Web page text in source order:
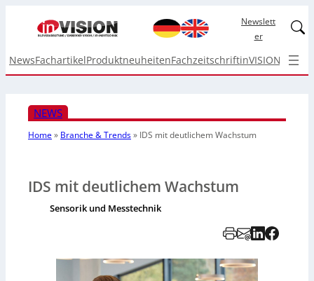
Newslett
er
NewsFachartikelProduktneuheitenFachzeitschriftinVISION Top
NEWS
Home» Branche & Trends» IDS mit deutlichem Wachstum
IDS mit deutlichem Wachstum
Sensorik und Messtechnik